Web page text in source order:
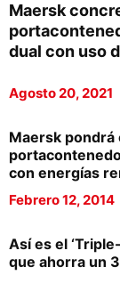
Maersk
dual con uso
Agosto 20, 2021
Maersk pondrá
con energías
Febrero 12, 2014
Así es el
que ahorra un